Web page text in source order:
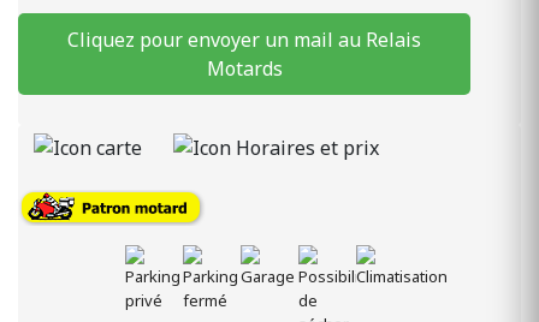
Cliquez pour envoyer un mail au Relais
Motards